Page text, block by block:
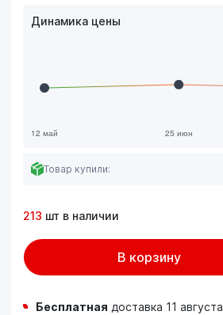
Динамика цены
Товар купили:
213 шт в наличии
В корзину
Бесплатная доставка 11 августа